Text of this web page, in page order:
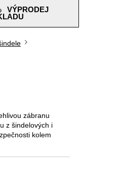
VÝPRODEJ
zábranu
z šindelových i
kolem